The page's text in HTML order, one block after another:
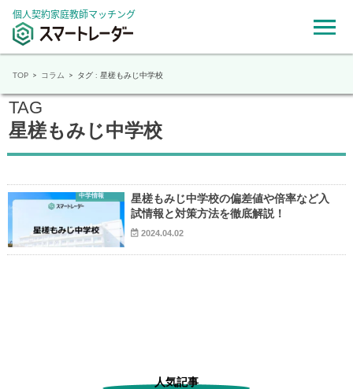
個人契約家庭教師マッチング
TOP コラム タグ : 星槎もみじ中学校
TAG
星槎もみじ中学校
中学情報
星槎もみじ中学校の偏差値や倍率など入
試情報と対策方法を徹底解説！
2024.04.02
人気記事